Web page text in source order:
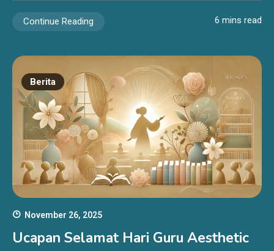
Continue Reading 6 mins read
Berita
November 26, 2025
Ucapan Selamat Hari Guru Aesthetic